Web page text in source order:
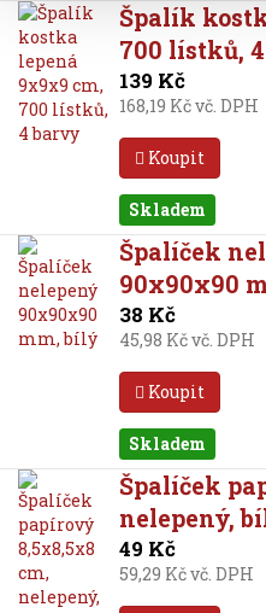
Špalík
700 lístků,
139 Kč
168,19 Kč vč. DPH
Koupit
Skladem
Špalíček
90x90x90
38 Kč
45,98 Kč vč. DPH
Koupit
Skladem
Špalíček
nelepený,
49 Kč
59,29 Kč vč. DPH